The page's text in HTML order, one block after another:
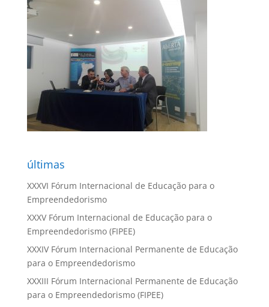
últimas
XXXVI Fórum Internacional de Educação para o
Empreendedorismo
XXXV Fórum Internacional de Educação para o
Empreendedorismo (FIPEE)
XXXIV Fórum Internacional Permanente de Educação
para o Empreendedorismo
XXXIII Fórum Internacional Permanente de Educação
para o Empreendedorismo (FIPEE)